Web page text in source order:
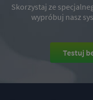
Skorzystaj ze
wypróbuj nasz
Testuj